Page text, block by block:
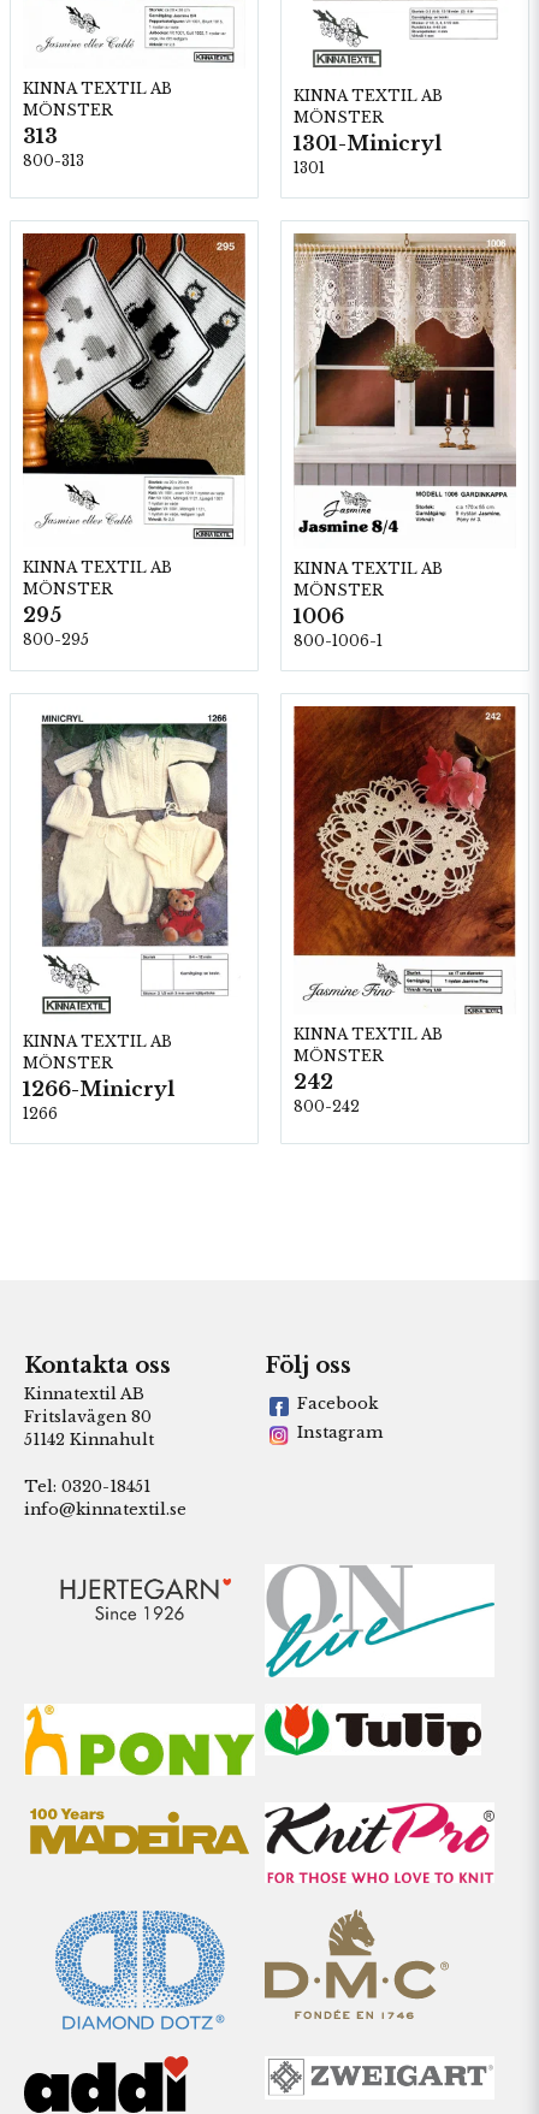
KINNA TEXTIL AB
MÖNSTER
313
800-313
KINNA TEXTIL AB
MÖNSTER
1301-Minicryl
1301
KINNA TEXTIL AB
MÖNSTER
295
800-295
KINNA TEXTIL AB
MÖNSTER
1006
800-1006-1
KINNA TEXTIL AB
MÖNSTER
1266-Minicryl
1266
KINNA TEXTIL AB
MÖNSTER
242
800-242
Kontakta oss
Kinnatextil AB
Fritslavägen 80
51142 Kinnahult
Tel: 0320-18451
info@kinnatextil.se
Följ oss
Facebook
Instagram